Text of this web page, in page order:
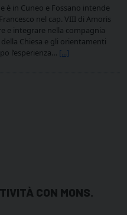
è in Cuneo e Fossano intende
nel cap. VIII di Amoris
e integrare nella compagnia
Chiesa e gli orientamenti
l’esperienza… [...]
CON MONS.